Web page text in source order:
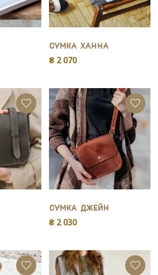
Сумка Ханна
₴ 2 070
Сумка Джейн
₴ 2 030